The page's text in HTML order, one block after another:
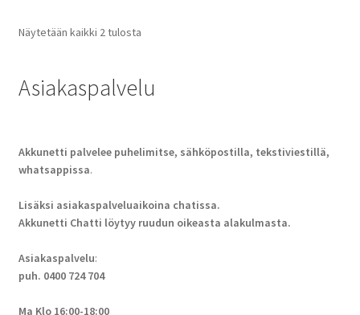
Näytetään kaikki 2 tulosta
Asiakaspalvelu
Akkunetti palvelee puhelimitse, sähköpostilla, tekstiviestillä,
whatsappissa.
Lisäksi asiakaspalveluaikoina chatissa.
Akkunetti Chatti löytyy ruudun oikeasta alakulmasta.
Asiakaspalvelu:
puh. 0400 724 704
Ma Klo 16:00-18:00